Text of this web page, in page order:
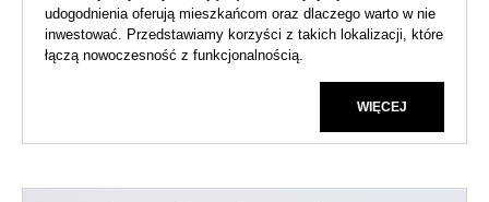
udogodnienia oferują mieszkańcom oraz dlaczego warto w nie
inwestować. Przedstawiamy korzyści z takich lokalizacji, które
łączą nowoczesność z funkcjonalnością.
WIĘCEJ